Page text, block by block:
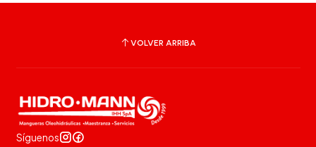
VOLVER ARRIBA
Síguenos